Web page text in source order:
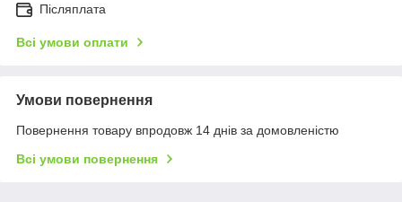
Післяплата
Всі умови оплати
Умови повернення
Повернення товару впродовж 14 днів за домовленістю
Всі умови повернення